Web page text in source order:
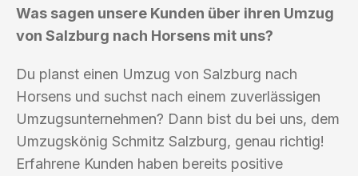
Was sagen unsere Kunden über ihren Umzug
von Salzburg nach Horsens mit uns?
Du planst einen Umzug von Salzburg nach
Horsens und suchst nach einem zuverlässigen
Umzugsunternehmen? Dann bist du bei uns, dem
Umzugskönig Schmitz Salzburg, genau richtig!
Erfahrene Kunden haben bereits positive